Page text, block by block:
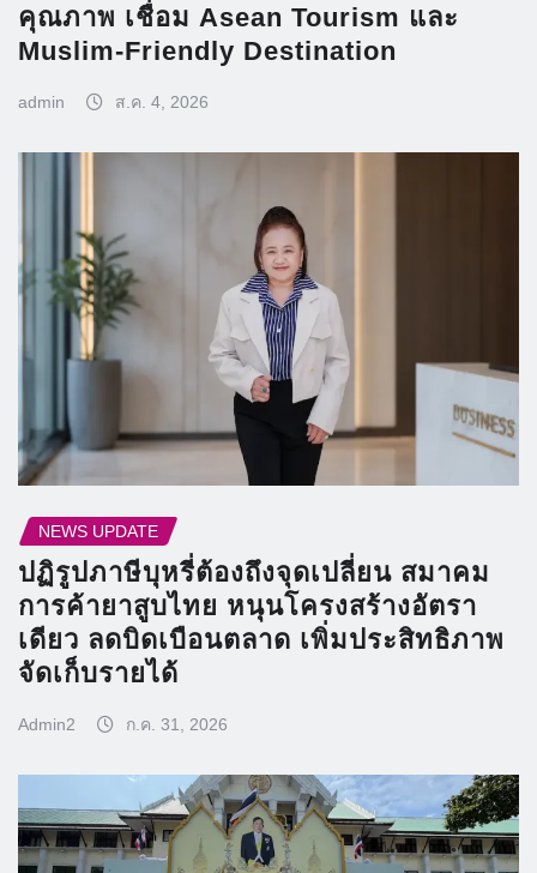
คุณภาพ เชื่อม Asean Tourism และ
Muslim-Friendly Destination
admin ส.ค. 4, 2026
NEWS UPDATE
ปฏิรูปภาษีบุหรี่ต้องถึงจุดเปลี่ยน สมาคม
การค้ายาสูบไทย หนุนโครงสร้างอัตรา
เดียว ลดบิดเบือนตลาด เพิ่มประสิทธิภาพ
จัดเก็บรายได้
Admin2 ก.ค. 31, 2026